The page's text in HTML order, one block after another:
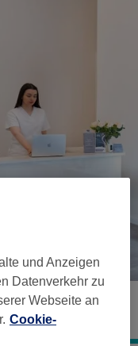
und Anzeigen
Datenverkehr zu
Webseite an
Cookie-